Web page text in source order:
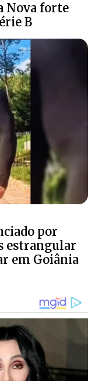
Nova forte
B
por
estrangular
em Goiânia